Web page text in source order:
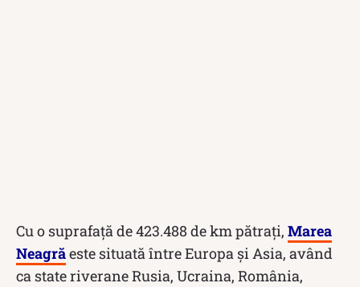
Cu o suprafață de 423.488 de km pătrați, Marea
Neagrăeste situată între Europa și Asia, având
ca state riverane Rusia, Ucraina, România,